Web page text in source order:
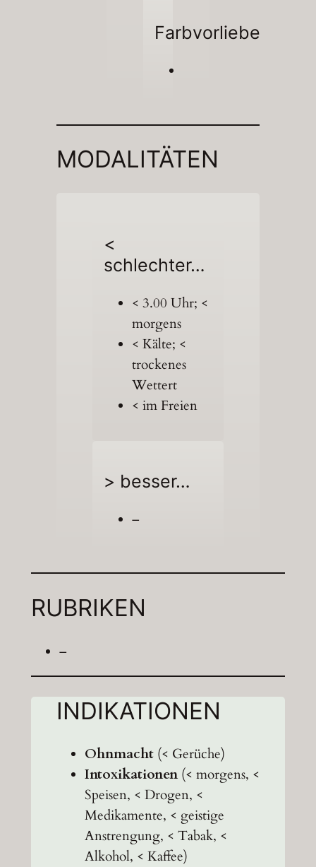
Farbvorliebe
MODALITÄTEN
<
schlechter…
< 3.00 Uhr; <
morgens
< Kälte; <
trockenes
Wettert
< im Freien
> besser…
–
RUBRIKEN
–
INDIKATIONEN
Ohnmacht (< Gerüche)
Intoxikationen (< morgens, <
Speisen, < Drogen, <
Medikamente, < geistige
Anstrengung, < Tabak, <
Alkohol, < Kaffee)